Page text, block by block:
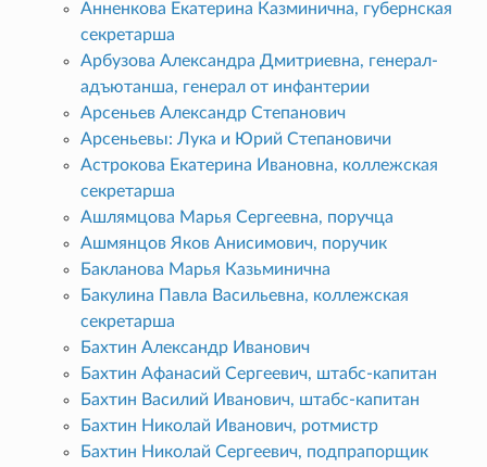
Анненкова Екатерина Казминична, губернская
секретарша
Арбузова Александра Дмитриевна, генерал-
адъютанша, генерал от инфантерии
Арсеньев Александр Степанович
Арсеньевы: Лука и Юрий Степановичи
Астрокова Екатерина Ивановна, коллежская
секретарша
Ашлямцова Марья Сергеевна, поручца
Ашмянцов Яков Анисимович, поручик
Бакланова Марья Казьминична
Бакулина Павла Васильевна, коллежская
секретарша
Бахтин Александр Иванович
Бахтин Афанасий Сергеевич, штабс-капитан
Бахтин Василий Иванович, штабс-капитан
Бахтин Николай Иванович, ротмистр
Бахтин Николай Сергеевич, подпрапорщик